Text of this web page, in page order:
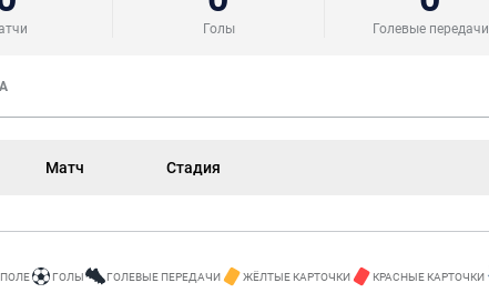
Голы Голевые передачи
Матч Стадия
ГОЛЫ ГОЛЕВЫЕ ПЕРЕДАЧИ ЖЁЛТЫЕ КАРТОЧКИ КРАСНЫЕ КАРТОЧКИ